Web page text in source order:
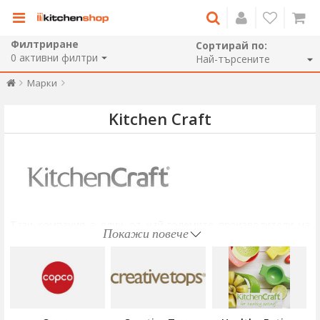
Филтриране
0 активни филтри
Сортирай по:
Марки
Kitchen Craft
кухненски съдове в Обединеното кралство с история, която
Основана през
1850г. отТомас Плант,
производител на
железни изделия и предмети за бита, компанията все още е
собственост на неговите потомци, като по този начин
Покажи повече